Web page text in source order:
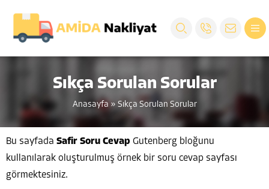
Sıkça Sorulan Sorular
Anasayfa » Sıkça Sorulan Sorular
Bu sayfada Safir Soru Cevap Gutenberg bloğunu
kullanılarak oluşturulmuş örnek bir soru cevap sayfası
görmektesiniz.